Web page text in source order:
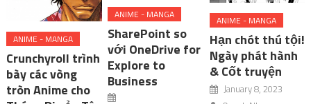
ANIME - MANGA
Crunchyroll trình
bày các vòng
tròn Anime cho
ANIME - MANGA
SharePoint so
với OneDrive for
Explore to
Business
ANIME - MANGA
Hạn chót thú tội!
Ngày phát hành
& Cốt truyện
January 8, 2023